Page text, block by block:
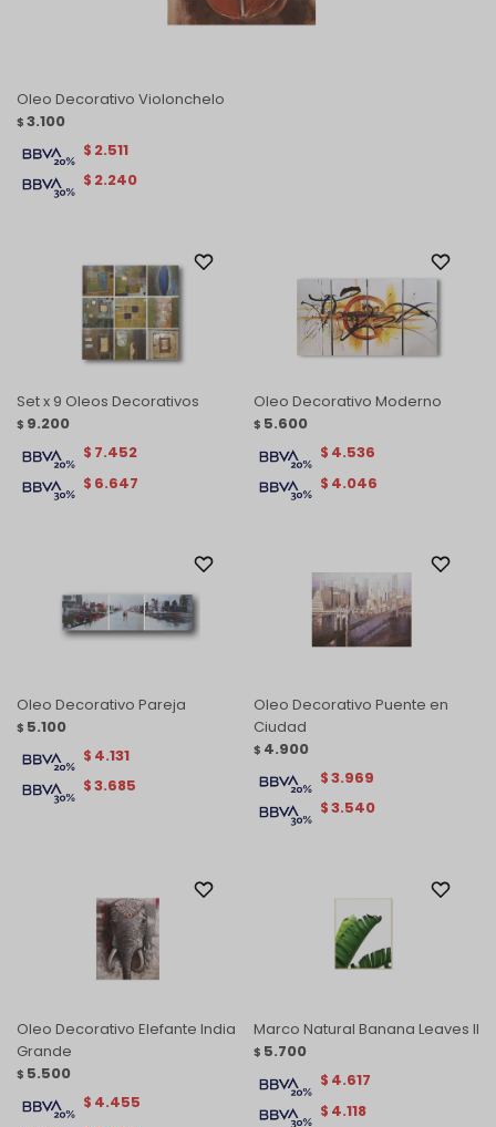
Oleo Decorativo Violonchelo
$ 3.100
$ 2.240
$ 2.511
Set x 9 Oleos Decorativos
$ 9.200
$ 6.647
$ 7.452
Oleo Decorativo Moderno
$ 5.600
$ 4.046
$ 4.536
Oleo Decorativo Pareja
$ 5.100
$3.685
$ 4.131
Oleo Decorativo Puente en
Ciudad
$ 4.900
$3.540
$3.969
Oleo Decorativo Elefante India
Grande
$ 5.500
$ 4.455
Marco Natural Banana Leaves II
$ 5.700
$ 4.118
$ 4.617